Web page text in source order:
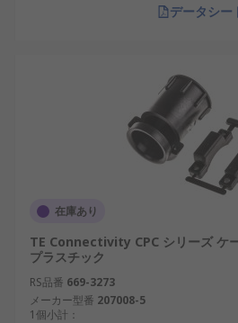
データシー
在庫あり
TE Connectivity CPC シリーズ ケ
プラスチック
RS品番 669-3273
メーカー型番 207008-5
1個小計：